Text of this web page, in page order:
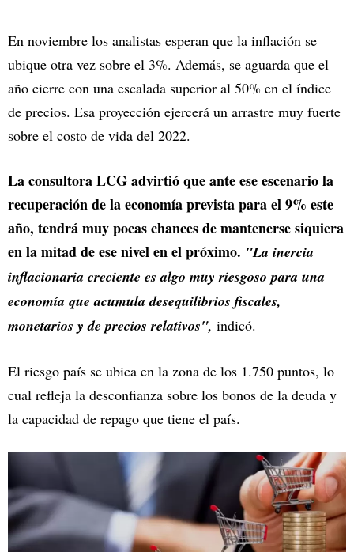
En noviembre los analistas esperan que la inflación se
ubique otra vez sobre el 3%. Además, se aguarda que el
año cierre con una escalada superior al 50% en el índice
de precios. Esa proyección ejercerá un arrastre muy fuerte
sobre el costo de vida del 2022.
La consultora LCG advirtió que ante ese escenario la
recuperación de la economía prevista para el 9% este
año, tendrá muy pocas chances de mantenerse siquiera
en la mitad de ese nivel en el próximo. "La inercia
inflacionaria creciente es algo muy riesgoso para una
economía que acumula desequilibrios fiscales,
monetarios y de precios relativos", indicó.
El riesgo país se ubica en la zona de los 1.750 puntos, lo
cual refleja la desconfianza sobre los bonos de la deuda y
la capacidad de repago que tiene el país.